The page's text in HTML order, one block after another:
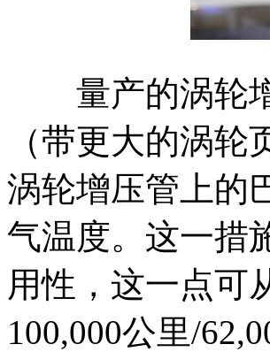
量产的涡轮增
（带更大的涡
涡轮增压管上的
气温度。这一措
用性，这一点可
100,000公里/